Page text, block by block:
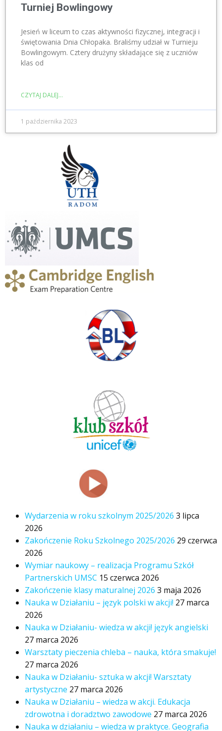
Turniej Bowlingowy
Jesień w liceum to czas aktywności fizycznej, integracji i
świętowania Dnia Chłopaka. Braliśmy udział w Turnieju
Bowlingowym. Cztery drużyny składające się z uczniów
klas od
CZYTAJ DALEJ...
1 października 2023
Wydarzenia w roku szkolnym 2025/2026 3 lipca
2026
Zakończenie Roku Szkolnego 2025/2026 29 czerwca
2026
Wymiar naukowy – realizacja Programu Szkół
Partnerskich UMSC 15 czerwca 2026
Zakończenie klasy maturalnej 2026 3 maja 2026
Nauka w Działaniu – język polski w akcji! 27 marca
2026
Nauka w Działaniu- wiedza w akcji! język angielski
27 marca 2026
Warsztaty pieczenia chleba – nauka, która smakuje!
27 marca 2026
Nauka w Działaniu- sztuka w akcji! Warsztaty
artystyczne 27 marca 2026
Nauka w Działaniu – wiedza w akcji. Edukacja
zdrowotna i doradztwo zawodowe 27 marca 2026
Nauka w działaniu – wiedza w praktyce. Geografia